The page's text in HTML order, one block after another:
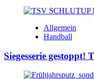
Allgemein
Handball
Siegesserie gestoppt!